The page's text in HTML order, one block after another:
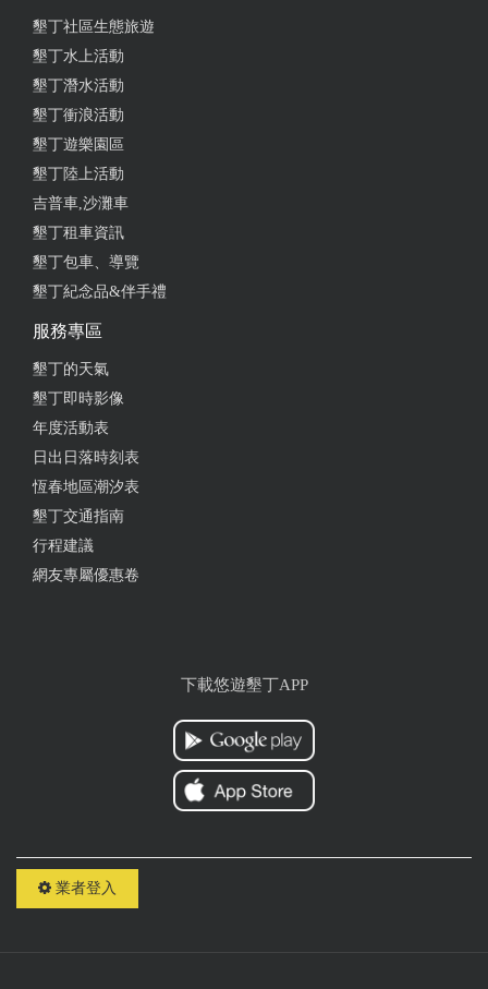
墾丁社區生態旅遊
墾丁水上活動
墾丁潛水活動
墾丁衝浪活動
墾丁遊樂園區
墾丁陸上活動
吉普車,沙灘車
墾丁租車資訊
墾丁包車、導覽
墾丁紀念品&伴手禮
服務專區
墾丁的天氣
墾丁即時影像
年度活動表
日出日落時刻表
恆春地區潮汐表
墾丁交通指南
行程建議
網友專屬優惠卷
下載悠遊墾丁APP
業者登入